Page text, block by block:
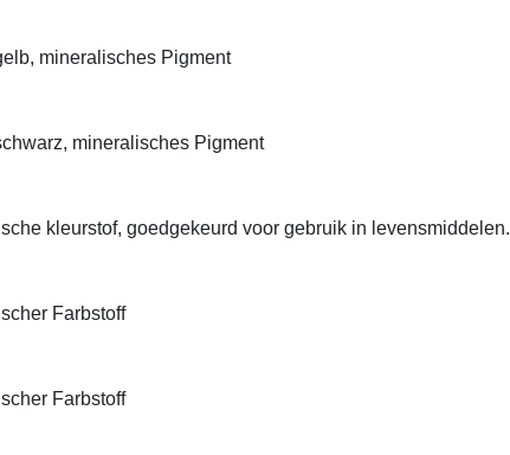
mineralisches Pigment
mineralisches Pigment
kleurstof, goedgekeurd voor gebruik in levensmiddelen.
Farbstoff
Farbstoff